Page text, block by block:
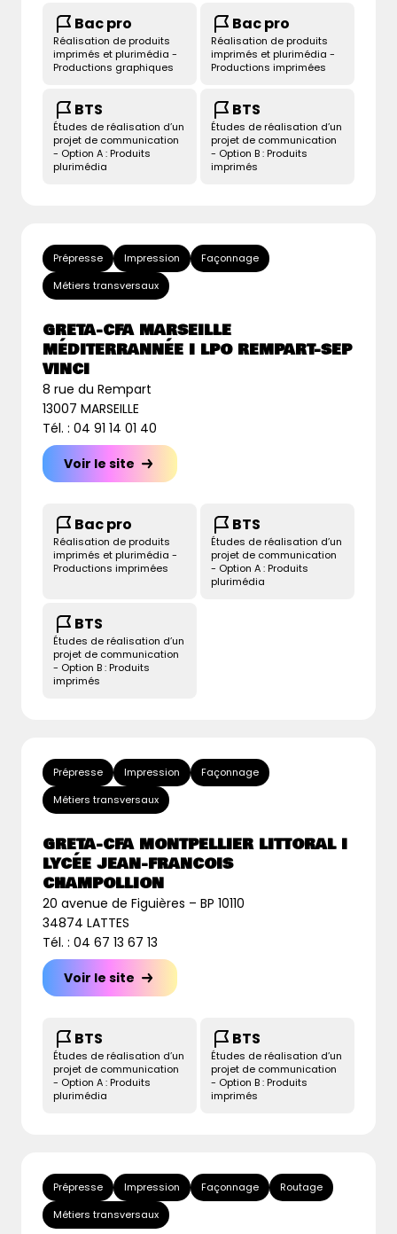
Bac pro
Réalisation de produits
imprimés et plurimédia -
Productions graphiques
Bac pro
Réalisation de produits
imprimés et plurimédia -
Productions imprimées
BTS
Études de réalisation d’un
projet de communication
- Option A : Produits
plurimédia
BTS
Études de réalisation d’un
projet de communication
- Option B : Produits
imprimés
Prépresse Impression
Façonnage
Métiers transversaux
GRETA-CFA MARSEILLE
MÉDITERRANNÉE I LPO REMPART-SEP
VINCI
8 rue du Rempart
13007 MARSEILLE
Tél. : 04 91 14 01 40
Voir le site
Bac pro
Réalisation de produits
imprimés et plurimédia -
Productions imprimées
BTS
Études de réalisation d’un
projet de communication
- Option A : Produits
plurimédia
BTS
Études de réalisation d’un
projet de communication
- Option B : Produits
imprimés
Prépresse Impression
Façonnage
Métiers transversaux
GRETA-CFA MONTPELLIER LITTORAL I
LYCÉE JEAN-FRANCOIS
CHAMPOLLION
20 avenue de Figuières – BP 10110
34874 LATTES
Tél. : 04 67 13 67 13
Voir le site
BTS
Études de réalisation d’un
projet de communication
- Option A : Produits
plurimédia
BTS
Études de réalisation d’un
projet de communication
- Option B : Produits
imprimés
Prépresse Impression Façonnage
Routage
Métiers transversaux